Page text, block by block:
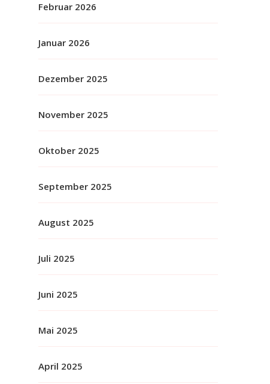
Februar 2026
Januar 2026
Dezember 2025
November 2025
Oktober 2025
September 2025
August 2025
Juli 2025
Juni 2025
Mai 2025
April 2025